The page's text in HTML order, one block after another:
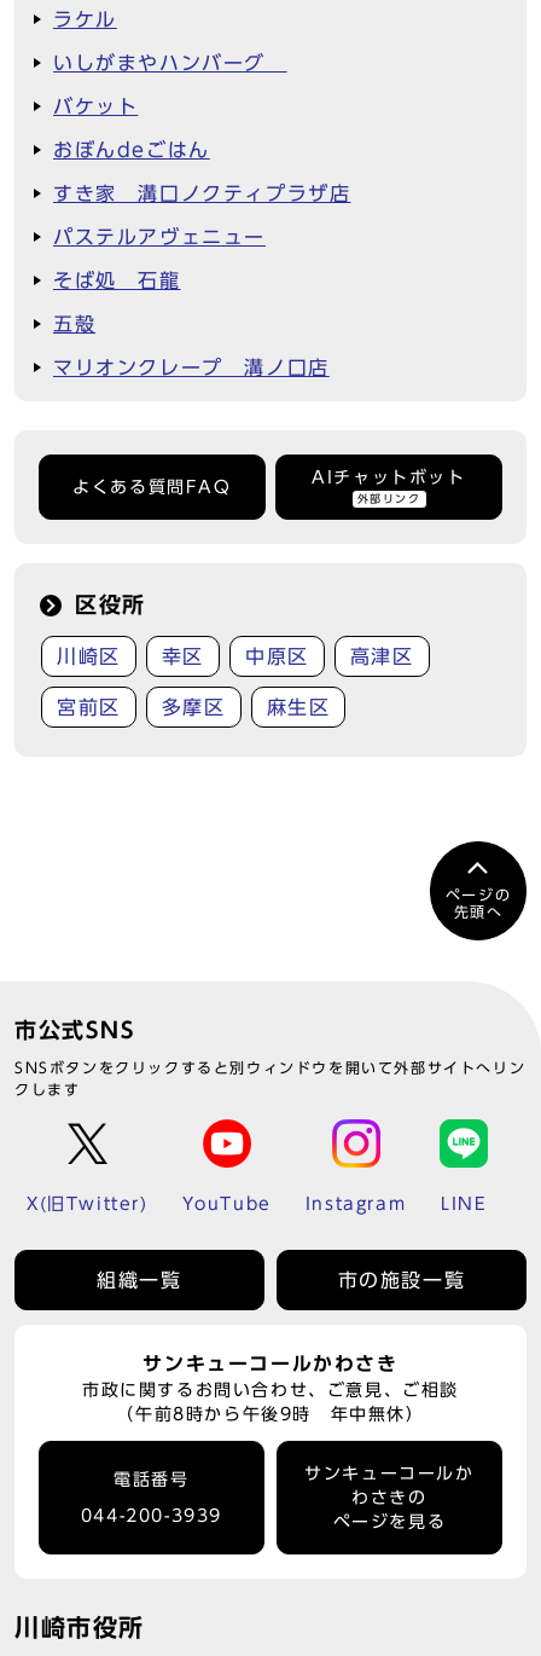
ラケル
いしがまやハンバーグ
バケット
おぼんdeごはん
すき家 溝口ノクティプラザ店
パステルアヴェニュー
そば処 石龍
五殻
マリオンクレープ 溝ノ口店
よくある質問FAQ
AIチャットボット
外部リンク
区役所
川崎区 幸区 中原区 高津区
宮前区 多摩区 麻生区
ページの
先頭へ
市公式SNS
SNSボタンをクリックすると別ウィンドウを開いて外部サイトへリン
クします
X(旧Twitter) YouTube Instagram LINE
組織一覧 市の施設一覧
サンキューコールかわさき
市政に関するお問い合わせ、ご意見、ご相談
（午前8時から午後9時 年中無休）
電話番号
044-200-3939
サンキューコールか
わさきの
ページを見る
川崎市役所